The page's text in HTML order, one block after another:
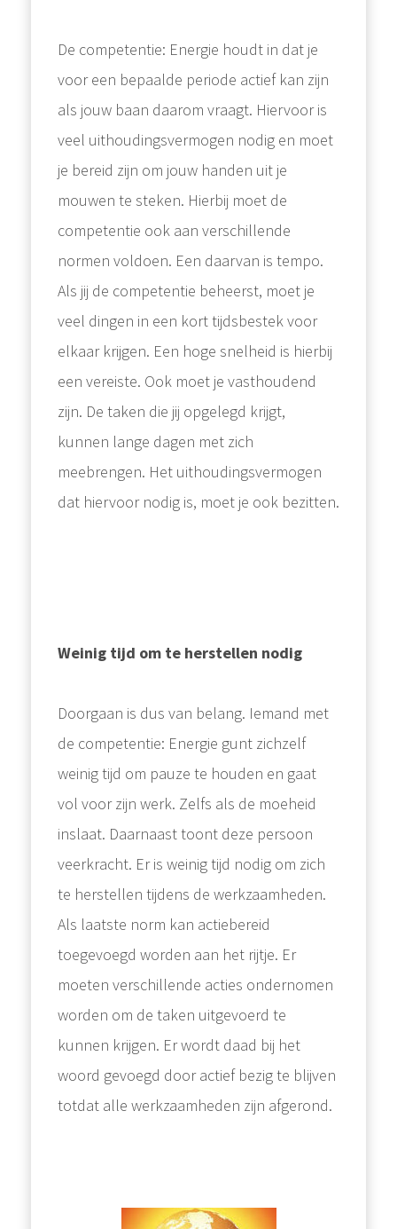
De competentie: Energie houdt in dat je
voor een bepaalde periode actief kan zijn
als jouw baan daarom vraagt. Hiervoor is
veel uithoudingsvermogen nodig en moet
je bereid zijn om jouw handen uit je
mouwen te steken. Hierbij moet de
competentie ook aan verschillende
normen voldoen. Een daarvan is tempo.
Als jij de competentie beheerst, moet je
veel dingen in een kort tijdsbestek voor
elkaar krijgen. Een hoge snelheid is hierbij
een vereiste. Ook moet je vasthoudend
zijn. De taken die jij opgelegd krijgt,
kunnen lange dagen met zich
meebrengen. Het uithoudingsvermogen
dat hiervoor nodig is, moet je ook bezitten.
Weinig tijd om te herstellen nodig
Doorgaan is dus van belang. Iemand met
de competentie: Energie gunt zichzelf
weinig tijd om pauze te houden en gaat
vol voor zijn werk. Zelfs als de moeheid
inslaat. Daarnaast toont deze persoon
veerkracht. Er is weinig tijd nodig om zich
te herstellen tijdens de werkzaamheden.
Als laatste norm kan actiebereid
toegevoegd worden aan het rijtje. Er
moeten verschillende acties ondernomen
worden om de taken uitgevoerd te
kunnen krijgen. Er wordt daad bij het
woord gevoegd door actief bezig te blijven
totdat alle werkzaamheden zijn afgerond.